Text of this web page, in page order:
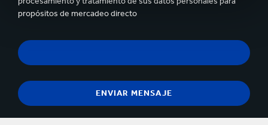
propósitos de mercadeo directo